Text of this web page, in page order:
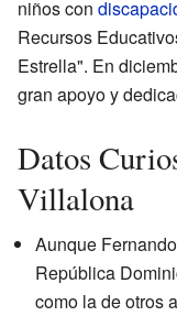
niños con
Recursos
Estrella". En
gran apoyo y
Datos
Villalona
Aunque
República
como la de otros